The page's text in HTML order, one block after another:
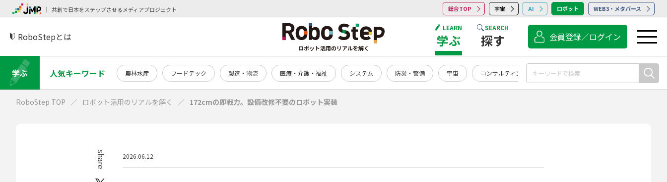
共創で日本をステップさせるメディアプロジェクト 総合TOP 宇宙 AI ロボット WEB3・メタバース
ロボット活用のリアルを解く
RoboStepとは
LEARN
学ぶ
SEARCH
探す 会員登録／ログイン
学ぶ 人気キーワード 農林水産 フードテック 製造・物流 医療・介護・福祉 システム 防災・警備 宇宙 コンサルティング 点検・保守・清掃
RoboStep TOP ロボット活用のリアルを解く 172cmの即戦力。設備改修不要のロボット実装
2026.06.12
share